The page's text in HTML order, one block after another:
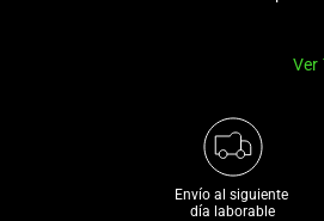
Ver
Envío al siguiente
día laborable